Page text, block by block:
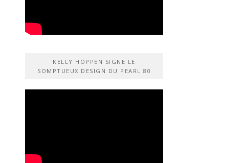
KELLY HOPPEN SIGNE LE
SOMPTUEUX DESIGN DU PEARL 80